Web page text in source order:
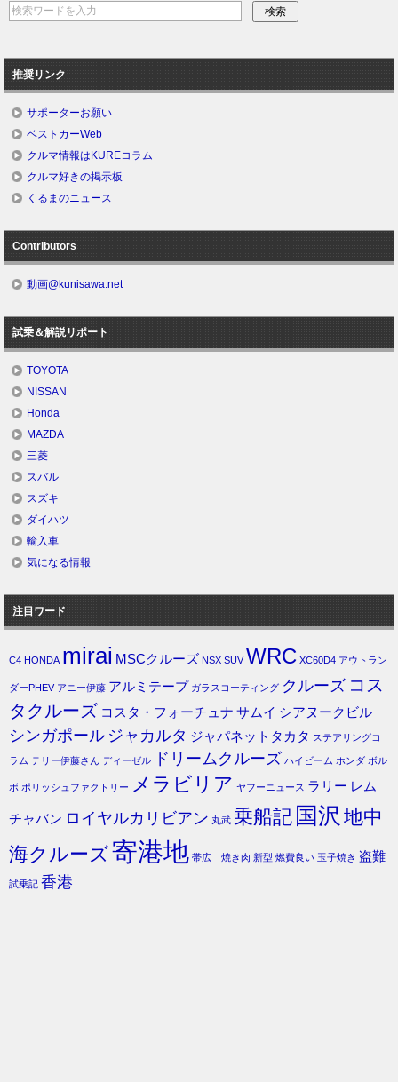
推奨リンク
サポーターお願い
ベストカーWeb
クルマ情報はKUREコラム
クルマ好きの掲示板
くるまのニュース
Contributors
動画@kunisawa.net
試乗＆解説リポート
TOYOTA
NISSAN
Honda
MAZDA
三菱
スバル
スズキ
ダイハツ
輸入車
気になる情報
注目ワード
C4 HONDA mirai MSCクルーズ NSX SUV WRC XC60D4 アウトラン
ダーPHEV アニー伊藤 アルミテープ ガラスコーティング クルーズ コス
タクルーズ コスタ・フォーチュナ サムイ シアヌークビル
シンガポール ジャカルタ ジャパネットタカタ ステアリングコ
ラム テリー伊藤さん ディーゼル ドリームクルーズ ハイビーム ホンダ ボル
ボ ポリッシュファクトリー メラビリア ヤフーニュース ラリー レム
チャバン ロイヤルカリビアン 丸武 乗船記 国沢 地中
海クルーズ寄港地 帯広 焼き肉 新型 燃費良い 玉子焼き 盗難
試乗記 香港